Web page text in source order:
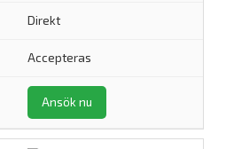
Direkt
Accepteras
Ansök nu